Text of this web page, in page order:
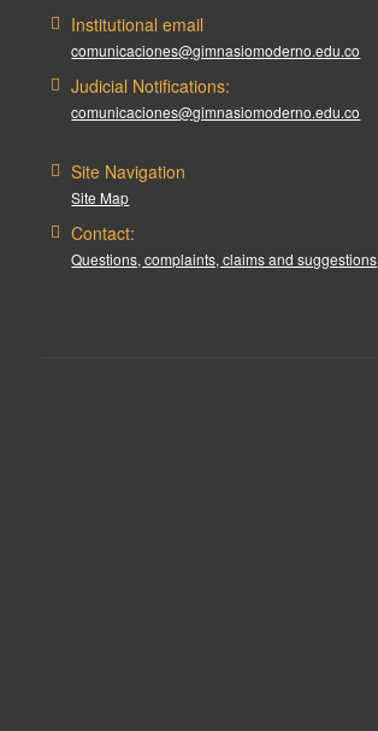
Institutional email
comunicaciones@gimnasiomoderno.edu.co
Judicial Notifications:
comunicaciones@gimnasiomoderno.edu.co
Site Navigation
Site Map
Contact:
Questions, complaints, claims and suggestions